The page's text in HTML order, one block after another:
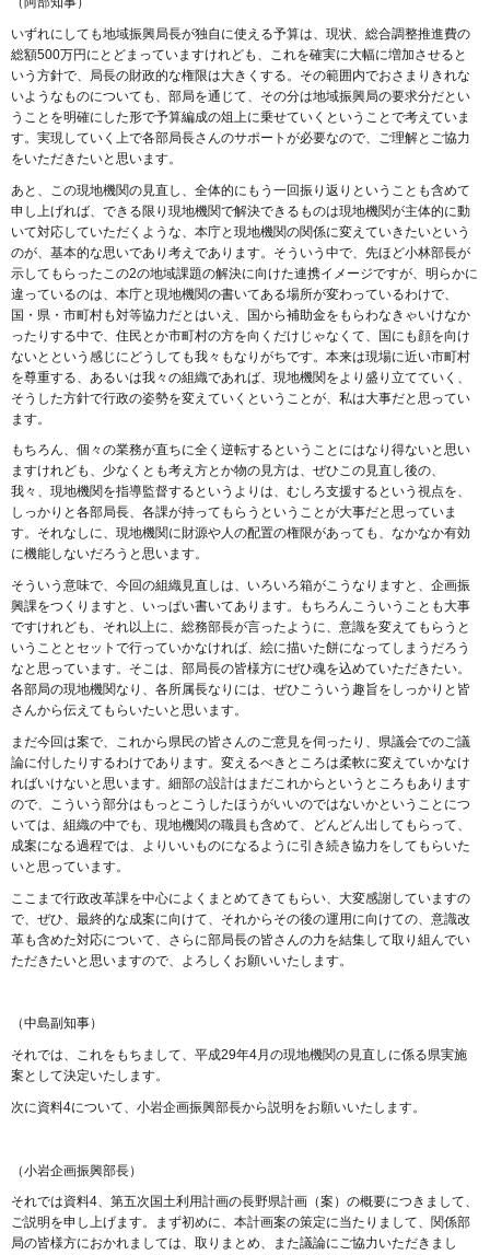
いずれにしても地域振興局長が独自に使える予算は、現状、総合調整推進費の
総額500万円にとどまっていますけれども、これを確実に大幅に増加させると
いう方針で、局長の財政的な権限は大きくする。その範囲内でおさまりきれな
いようなものについても、部局を通じて、その分は地域振興局の要求分だとい
うことを明確にした形で予算編成の俎上に乗せていくということで考えていま
す。実現していく上で各部局長さんのサポートが必要なので、ご理解とご協力
をいただきたいと思います。
あと、この現地機関の見直し、全体的にもう一回振り返りということも含めて
申し上げれば、できる限り現地機関で解決できるものは現地機関が主体的に動
いて対応していただくような、本庁と現地機関の関係に変えていきたいという
のが、基本的な思いであり考えであります。そういう中で、先ほど小林部長が
示してもらったこの2の地域課題の解決に向けた連携イメージですが、明らかに
違っているのは、本庁と現地機関の書いてある場所が変わっているわけで、
国・県・市町村も対等協力だとはいえ、国から補助金をもらわなきゃいけなか
ったりする中で、住民とか市町村の方を向くだけじゃなくて、国にも顔を向け
ないとという感じにどうしても我々もなりがちです。本来は現場に近い市町村
を尊重する、あるいは我々の組織であれば、現地機関をより盛り立てていく、
そうした方針で行政の姿勢を変えていくということが、私は大事だと思ってい
ます。
もちろん、個々の業務が直ちに全く逆転するということにはなり得ないと思い
ますけれども、少なくとも考え方とか物の見方は、ぜひこの見直し後の、
我々、現地機関を指導監督するというよりは、むしろ支援するという視点を、
しっかりと各部局長、各課が持ってもらうということが大事だと思っていま
す。それなしに、現地機関に財源や人の配置の権限があっても、なかなか有効
に機能しないだろうと思います。
そういう意味で、今回の組織見直しは、いろいろ箱がこうなりますと、企画振
興課をつくりますと、いっぱい書いてあります。もちろんこういうことも大事
ですけれども、それ以上に、総務部長が言ったように、意識を変えてもらうと
いうこととセットで行っていかなければ、絵に描いた餅になってしまうだろう
なと思っています。そこは、部局長の皆様方にぜひ魂を込めていただきたい。
各部局の現地機関なり、各所属長なりには、ぜひこういう趣旨をしっかりと皆
さんから伝えてもらいたいと思います。
まだ今回は案で、これから県民の皆さんのご意見を伺ったり、県議会でのご議
論に付したりするわけであります。変えるべきところは柔軟に変えていかなけ
ればいけないと思います。細部の設計はまだこれからというところもあります
ので、こういう部分はもっとこうしたほうがいいのではないかということにつ
いては、組織の中でも、現地機関の職員も含めて、どんどん出してもらって、
成案になる過程では、よりいいものになるように引き続き協力をしてもらいた
いと思っています。
ここまで行政改革課を中心によくまとめてきてもらい、大変感謝していますの
で、ぜひ、最終的な成案に向けて、それからその後の運用に向けての、意識改
革も含めた対応について、さらに部局長の皆さんの力を結集して取り組んでい
ただきたいと思いますので、よろしくお願いいたします。
（中島副知事）
それでは、これをもちまして、平成29年4月の現地機関の見直しに係る県実施
案として決定いたします。
次に資料4について、小岩企画振興部長から説明をお願いいたします。
（小岩企画振興部長）
それでは資料4、第五次国土利用計画の長野県計画（案）の概要につきまして、
ご説明を申し上げます。まず初めに、本計画案の策定に当たりまして、関係部
局の皆様方におかれましては、取りまとめ、また議論にご協力いただきまし